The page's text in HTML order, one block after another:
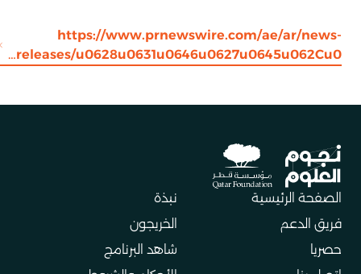
https://www.prnewswire.com/ae/ar/news-
releases/u0628u0631u0646u0627u0645u062Cu0…
الصفحة الرئيسية
نبذة
فريق الدعم
الخريجون
حصريا
شاهد البرنامج